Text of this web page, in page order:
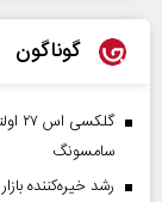
گوناگون
سامسونگ